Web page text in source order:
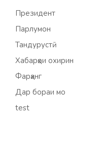
Президент
Парлумон
Тандурустӣ
Хабарҳои охирин
Фарҳанг
Дар бораи мо
test